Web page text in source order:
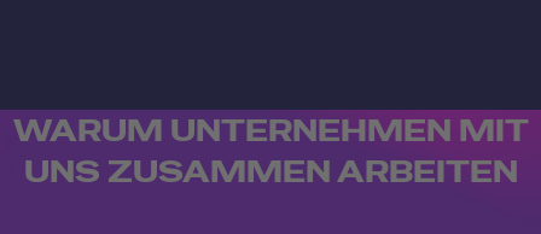
WARUM UNTERNEHMEN MIT
UNS ZUSAMMEN ARBEITEN